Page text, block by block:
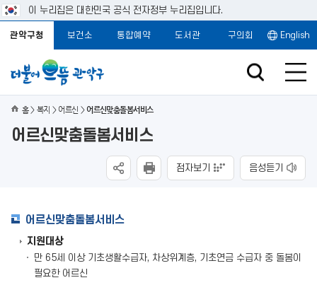
이 누리집은 대한민국 공식 전자정부 누리집입니다.
관악구청 보건소 통합예약 도서관 구의회 English
홈 복지 어르신 어르신맞춤돌봄서비스
어르신맞춤돌봄서비스
점자보기 음성듣기
어르신맞춤돌봄서비스
지원대상
만 65세 이상 기초생활수급자, 차상위계층, 기초연금 수급자 중 돌봄이
필요한 어르신